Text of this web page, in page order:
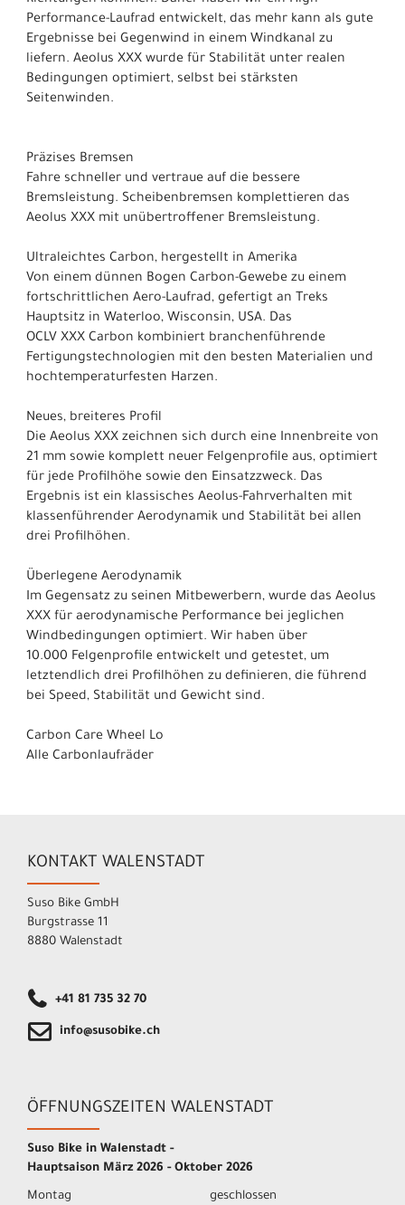
Performance-Laufrad entwickelt, das mehr kann als gute
Ergebnisse bei Gegenwind in einem Windkanal zu
liefern. Aeolus XXX wurde für Stabilität unter realen
Bedingungen optimiert, selbst bei stärksten
Seitenwinden.
Präzises Bremsen
Fahre schneller und vertraue auf die bessere
Bremsleistung. Scheibenbremsen komplettieren das
Aeolus XXX mit unübertroffener Bremsleistung.
Ultraleichtes Carbon, hergestellt in Amerika
Von einem dünnen Bogen Carbon-Gewebe zu einem
fortschrittlichen Aero-Laufrad, gefertigt an Treks
Hauptsitz in Waterloo, Wisconsin, USA. Das
OCLV XXX Carbon kombiniert branchenführende
Fertigungstechnologien mit den besten Materialien und
hochtemperaturfesten Harzen.
Neues, breiteres Profil
Die Aeolus XXX zeichnen sich durch eine Innenbreite von
21 mm sowie komplett neuer Felgenprofile aus, optimiert
für jede Profilhöhe sowie den Einsatzzweck. Das
Ergebnis ist ein klassisches Aeolus-Fahrverhalten mit
klassenführender Aerodynamik und Stabilität bei allen
drei Profilhöhen.
Überlegene Aerodynamik
Im Gegensatz zu seinen Mitbewerbern, wurde das Aeolus
XXX für aerodynamische Performance bei jeglichen
Windbedingungen optimiert. Wir haben über
10.000 Felgenprofile entwickelt und getestet, um
letztendlich drei Profilhöhen zu definieren, die führend
bei Speed, Stabilität und Gewicht sind.
Carbon Care Wheel Lo
Alle Carbonlaufräder
KONTAKT WALENSTADT
Suso Bike GmbH
Burgstrasse 11
8880 Walenstadt
+41 81 735 32 70
info@susobike.ch
ÖFFNUNGSZEITEN WALENSTADT
Suso Bike in Walenstadt -
Hauptsaison März 2026 - Oktober 2026
Montag
geschlossen